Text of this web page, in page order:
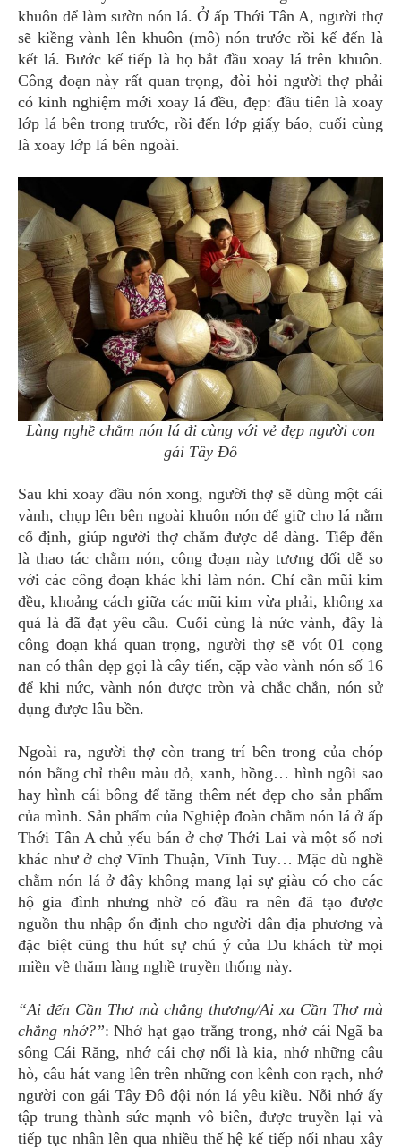
khuôn để làm sườn nón lá. Ở ấp Thới Tân A, người thợ
sẽ kiềng vành lên khuôn (mô) nón trước rồi kế đến là
kết lá. Bước kế tiếp là họ bắt đầu xoay lá trên khuôn.
Công đoạn này rất quan trọng, đòi hỏi người thợ phải
có kinh nghiệm mới xoay lá đều, đẹp: đầu tiên là xoay
lớp lá bên trong trước, rồi đến lớp giấy báo, cuối cùng
là xoay lớp lá bên ngoài.
Làng nghề chằm nón lá đi cùng với vẻ đẹp người con
gái Tây Đô
Sau khi xoay đầu nón xong, người thợ sẽ dùng một cái
vành, chụp lên bên ngoài khuôn nón để giữ cho lá nằm
cố định, giúp người thợ chằm được dễ dàng. Tiếp đến
là thao tác chằm nón, công đoạn này tương đối dễ so
với các công đoạn khác khi làm nón. Chỉ cần mũi kim
đều, khoảng cách giữa các mũi kim vừa phải, không xa
quá là đã đạt yêu cầu. Cuối cùng là nức vành, đây là
công đoạn khá quan trọng, người thợ sẽ vót 01 cọng
nan có thân dẹp gọi là cây tiến, cặp vào vành nón số 16
để khi nức, vành nón được tròn và chắc chắn, nón sử
dụng được lâu bền.
Ngoài ra, người thợ còn trang trí bên trong của chóp
nón bằng chỉ thêu màu đỏ, xanh, hồng… hình ngôi sao
hay hình cái bông để tăng thêm nét đẹp cho sản phẩm
của mình. Sản phẩm của Nghiệp đoàn chằm nón lá ở ấp
Thới Tân A chủ yếu bán ở chợ Thới Lai và một số nơi
khác như ở chợ Vĩnh Thuận, Vĩnh Tuy… Mặc dù nghề
chằm nón lá ở đây không mang lại sự giàu có cho các
hộ gia đình nhưng nhờ có đầu ra nên đã tạo được
nguồn thu nhập ổn định cho người dân địa phương và
đặc biệt cũng thu hút sự chú ý của Du khách từ mọi
miền về thăm làng nghề truyền thống này.
“Ai đến Cần Thơ mà chẳng thương/Ai xa Cần Thơ mà
chẳng nhớ?”: Nhớ hạt gạo trắng trong, nhớ cái Ngã ba
sông Cái Răng, nhớ cái chợ nổi là kia, nhớ những câu
hò, câu hát vang lên trên những con kênh con rạch, nhớ
người con gái Tây Đô đội nón lá yêu kiều. Nỗi nhớ ấy
tập trung thành sức mạnh vô biên, được truyền lại và
tiếp tục nhân lên qua nhiều thế hệ kế tiếp nối nhau xây